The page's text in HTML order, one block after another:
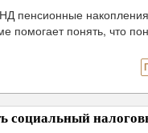
пенсионные накопления
помогает понять, что
социальный